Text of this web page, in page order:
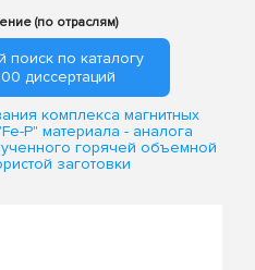
(по отраслям)
поиск по каталогу
диссертаций
комплекса магнитных
P" материала - аналога
горячей объемной
заготовки